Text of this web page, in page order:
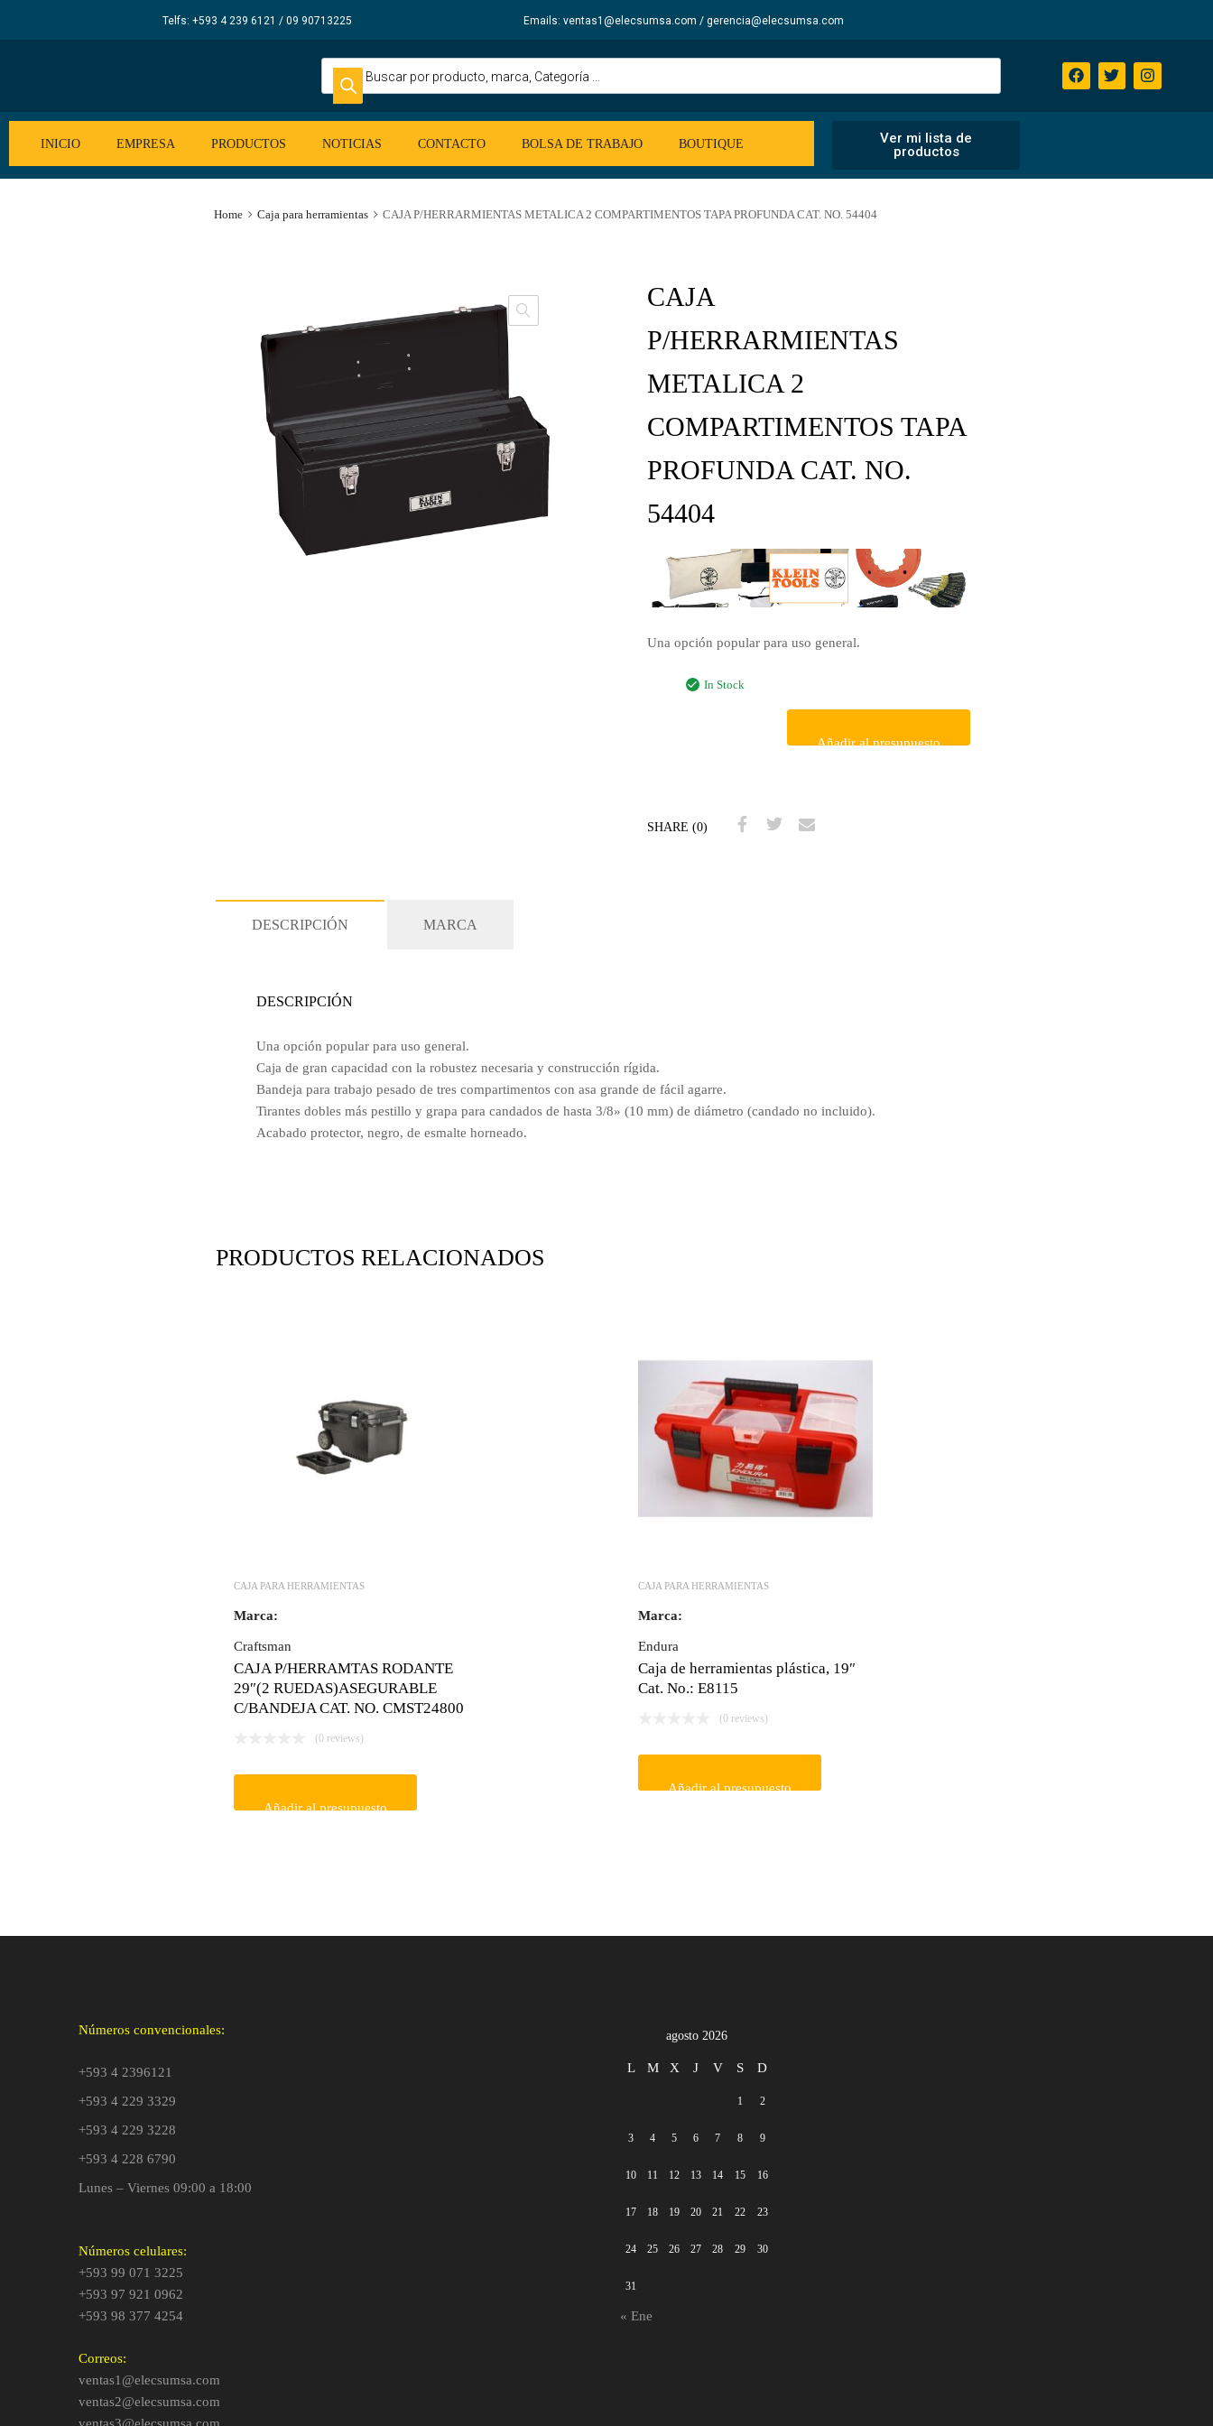
Telfs: +593 4 239 6121 / 09 90713225 Emails: ventas1@elecsumsa.com / gerencia@elecsumsa.com
INICIO EMPRESA PRODUCTOS NOTICIAS CONTACTO BOLSA DE TRABAJO BOUTIQUE
Ver mi lista de
productos
Home Caja para herramientas CAJA P/HERRARMIENTAS METALICA 2 COMPARTIMENTOS TAPA PROFUNDA CAT. NO. 54404
CAJA
P/HERRARMIENTAS
METALICA 2
COMPARTIMENTOS TAPA
PROFUNDA CAT. NO.
54404
Una opción popular para uso general.
In Stock
Añadir al presupuesto
SHARE (0)
DESCRIPCIÓN MARCA
DESCRIPCIÓN
Una opción popular para uso general.
Caja de gran capacidad con la robustez necesaria y construcción rígida.
Bandeja para trabajo pesado de tres compartimentos con asa grande de fácil agarre.
Tirantes dobles más pestillo y grapa para candados de hasta 3/8» (10 mm) de diámetro (candado no incluido).
Acabado protector, negro, de esmalte horneado.
PRODUCTOS RELACIONADOS
CAJA PARA HERRAMIENTAS
Marca:
Craftsman
CAJA P/HERRAMTAS RODANTE
29″(2 RUEDAS)ASEGURABLE
C/BANDEJA CAT. NO. CMST24800
(0 reviews)
Añadir al presupuesto
CAJA PARA HERRAMIENTAS
Marca:
Endura
Caja de herramientas plástica, 19″
Cat. No.: E8115
(0 reviews)
Añadir al presupuesto
Números convencionales:
+593 4 2396121
+593 4 229 3329
+593 4 229 3228
+593 4 228 6790
Lunes – Viernes 09:00 a 18:00
Números celulares:
+593 99 071 3225
+593 97 921 0962
+593 98 377 4254
Correos:
ventas1@elecsumsa.com
ventas2@elecsumsa.com
ventas3@elecsumsa.com
agosto 2026
L M X J V S D
1 2
3 4 5 6 7 8 9
10 11 12 13 14 15 16
17 18 19 20 21 22 23
24 25 26 27 28 29 30
31
« Ene